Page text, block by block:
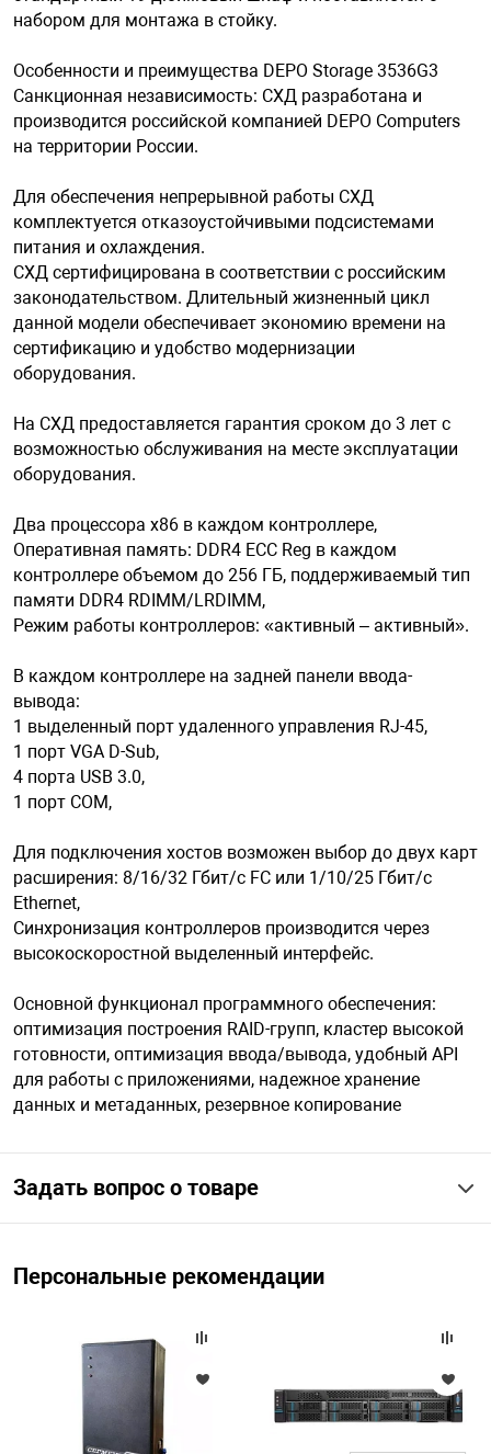
набором для монтажа в стойку.
Особенности и преимущества DEPO Storage 3536G3
Санкционная независимость: СХД разработана и
производится российской компанией DEPO Computers
на территории России.
Для обеспечения непрерывной работы СХД
комплектуется отказоустойчивыми подсистемами
питания и охлаждения.
СХД сертифицирована в соответствии с российским
законодательством. Длительный жизненный цикл
данной модели обеспечивает экономию времени на
сертификацию и удобство модернизации
оборудования.
На СХД предоставляется гарантия сроком до 3 лет с
возможностью обслуживания на месте эксплуатации
оборудования.
Два процессора х86 в каждом контроллере,
Оперативная память: DDR4 ECC Reg в каждом
контроллере объемом до 256 ГБ, поддерживаемый тип
памяти DDR4 RDIMM/LRDIMM,
Режим работы контроллеров: «активный – активный».
В каждом контроллере на задней панели ввода-
вывода:
1 выделенный порт удаленного управления RJ-45,
1 порт VGA D-Sub,
4 порта USB 3.0,
1 порт COM,
Для подключения хостов возможен выбор до двух карт
расширения: 8/16/32 Гбит/с FC или 1/10/25 Гбит/с
Ethernet,
Синхронизация контроллеров производится через
высокоскоростной выделенный интерфейс.
Основной функционал программного обеспечения:
оптимизация построения RAID-групп, кластер высокой
готовности, оптимизация ввода/вывода, удобный API
для работы с приложениями, надежное хранение
данных и метаданных, резервное копирование
Задать вопрос о товаре
Персональные рекомендации